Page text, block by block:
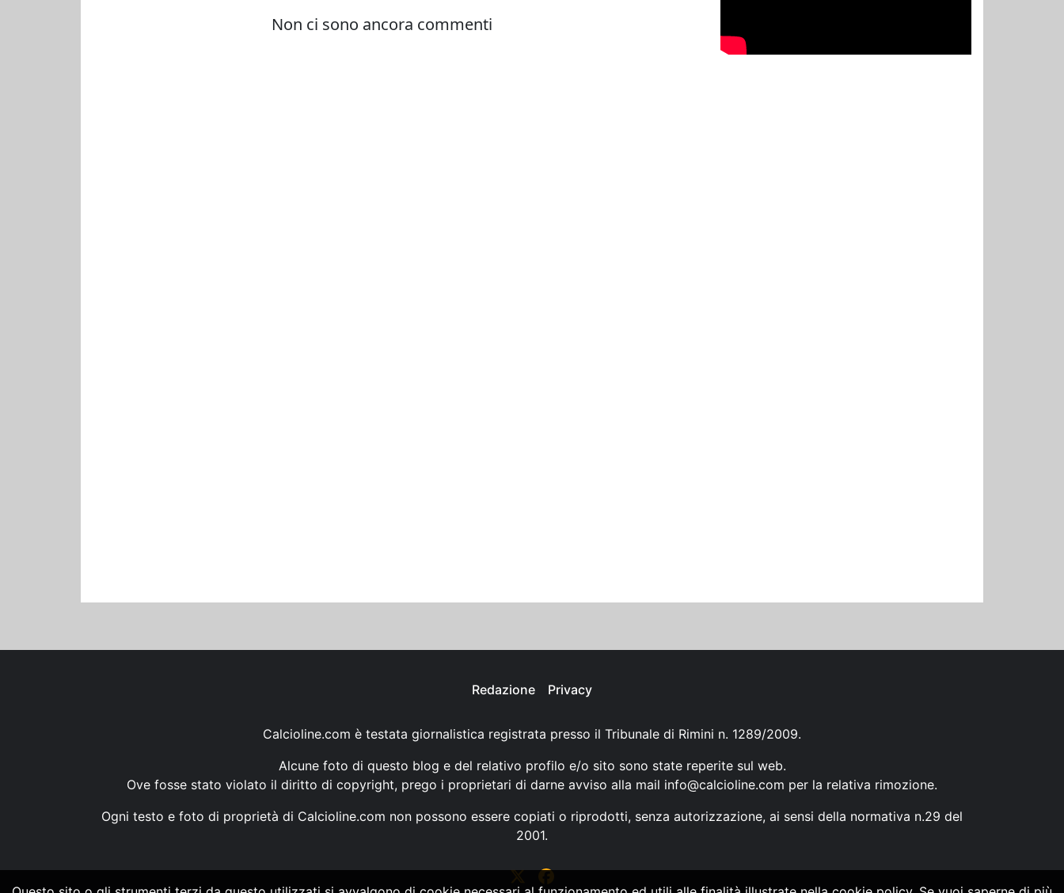
Redazione Privacy
Calcioline.com è testata giornalistica registrata presso il Tribunale di Rimini n. 1289/2009.
Alcune foto di questo blog e del relativo profilo e/o sito sono state reperite sul web.
Ove fosse stato violato il diritto di copyright, prego i proprietari di darne avviso alla mail info@calcioline.com per la relativa rimozione.
Ogni testo e foto di proprietà di Calcioline.com non possono essere copiati o riprodotti, senza autorizzazione, ai sensi della normativa n.29 del
2001.